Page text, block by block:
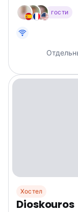
Акрополь
гости
Хостел
Dioskouros